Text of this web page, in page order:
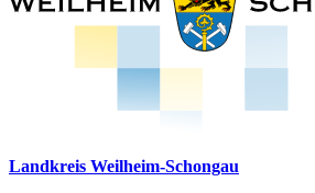
Landkreis Weilheim-Schongau